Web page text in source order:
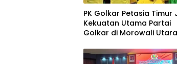
PK Golkar Petasia Timur
Kekuatan Utama Partai
Golkar di Morowali Utara